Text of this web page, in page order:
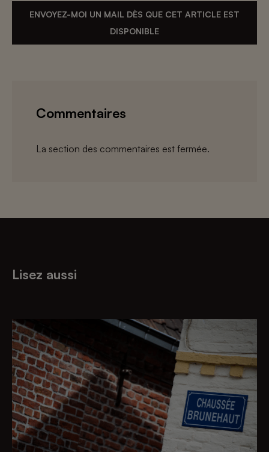
ENVOYEZ-MOI UN MAIL DÈS QUE CET ARTICLE EST
DISPONIBLE
Commentaires
La section des commentaires est fermée.
Lisez aussi